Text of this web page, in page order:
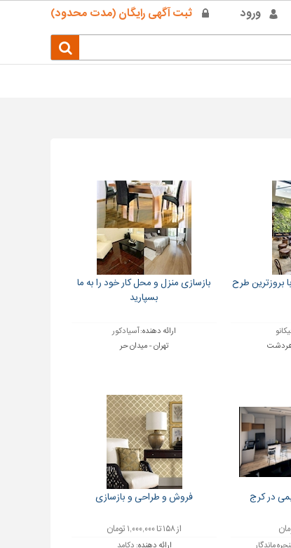
ورود ثبت آگهی رایگان (مدت محدود)
بروزترین طرح
بازسازی منزل و محل کار خود را به ما
بسپارید
ارائه دهنده:آسیادکور
تهران - میدان حر
در کرج
ماندگار
فروش و طراحی و بازسازی
از ۱۵۸ تا ۱,۰۰۰,۰۰۰ تومان
ارائه دهنده: دکامد